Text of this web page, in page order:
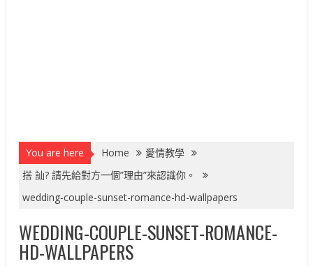
You are here Home
愛情教學
搭 訕? 請先給對方一個”理由”來認識你。
wedding-couple-sunset-romance-hd-wallpapers
WEDDING-COUPLE-SUNSET-ROMANCE-
HD-WALLPAPERS